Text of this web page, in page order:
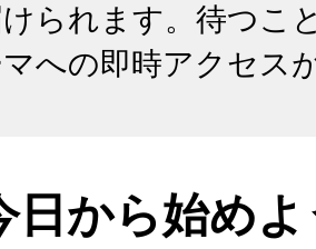
られます。待つこ
への即時アクセス
日から始めよ